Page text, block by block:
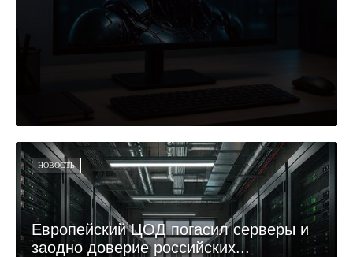
НОВОСТЬ
Европейский ЦОД погасил серверы и
заодно доверие российских...